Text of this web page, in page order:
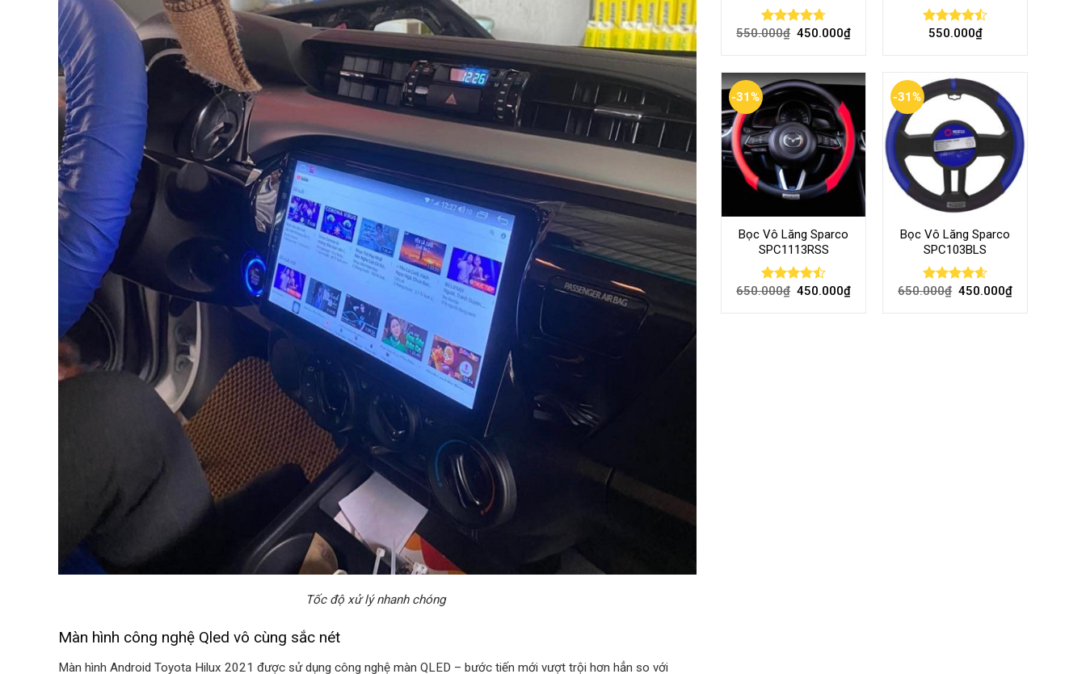
Tốc độ xử lý nhanh chóng
Màn hình công nghệ Qled vô cùng sắc nét
Màn hình Android Toyota Hilux 2021 được sử dụng công nghệ màn QLED – bước tiến mới vượt trội hơn hẳn so với
Rated4.70
550.000₫ 450.000₫
Rated
550.000₫
-31%
Bọc Vô Lăng Sparco
SPC1113RSS
Rated
650.000₫ 450.000₫
-31%
Bọc Vô Lăng Sparco
SPC103BLS
Rated4.57
650.000₫ 450.000₫